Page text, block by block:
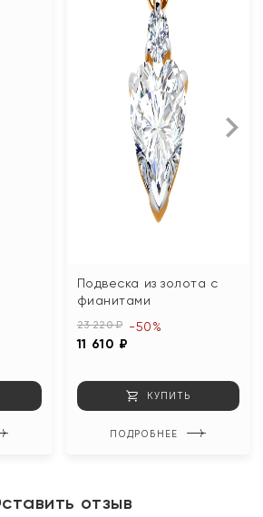
Подвеска из золота с
фианитами
23 220 ₽
11 610 ₽
-50%
КУПИТЬ
ПОДРОБНЕЕ
отзыв